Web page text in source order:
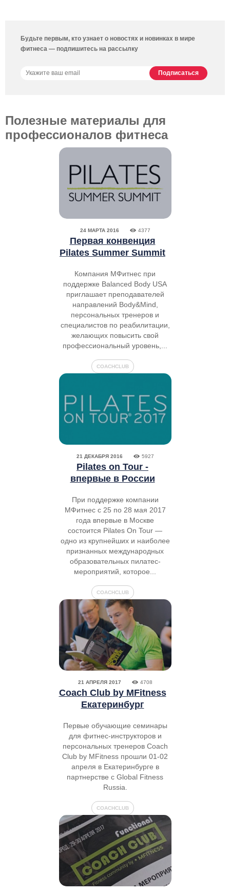
Будьте первым, кто узнает о новостях и новинках в мире
фитнеса — подпишитесь на рассылку
Полезные материалы для
профессионалов фитнеса
24 МАРТА 2016 4377
Первая конвенция
Pilates Summer Summit
Компания МФитнес при
поддержке Balanced Body USA
приглашает преподавателей
направлений Body&Mind,
персональных тренеров и
специалистов по реабилитации,
желающих повысить свой
профессиональный уровень,...
COACHCLUB
21 ДЕКАБРЯ 2016 5927
Pilates on Tour -
впервые в России
При поддержке компании
МФитнес с 25 по 28 мая 2017
года впервые в Москве
состоится Pilates On Tour —
одно из крупнейших и наиболее
признанных международных
образовательных пилатес-
мероприятий, которое...
COACHCLUB
21 АПРЕЛЯ 2017 4708
Coach Club by MFitness
Екатеринбург
Первые обучающие семинары
для фитнес-инструкторов и
персональных тренеров Coach
Club by MFitness прошли 01-02
апреля в Екатеринбурге в
партнерстве с Global Fitness
Russia.
COACHCLUB